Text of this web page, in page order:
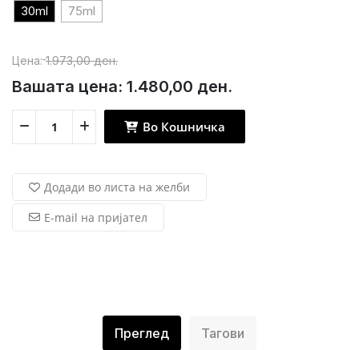
30ml
75ml
Цена: 1.973,00 ден.
Вашата цена: 1.480,00 ден.
Во Кошничка
Додади во листа на желби
E-mail на пријател
Преглед Тагови